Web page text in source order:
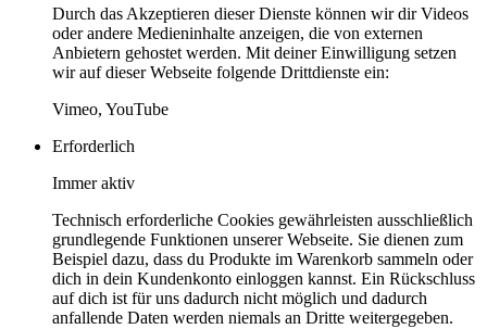
Durch das Akzeptieren dieser Dienste können wir dir Videos
oder andere Medieninhalte anzeigen, die von externen
Anbietern gehostet werden. Mit deiner Einwilligung setzen
wir auf dieser Webseite folgende Drittdienste ein:
Vimeo, YouTube
Erforderlich
Immer aktiv
Technisch erforderliche Cookies gewährleisten ausschließlich
grundlegende Funktionen unserer Webseite. Sie dienen zum
Beispiel dazu, dass du Produkte im Warenkorb sammeln oder
dich in dein Kundenkonto einloggen kannst. Ein Rückschluss
auf dich ist für uns dadurch nicht möglich und dadurch
anfallende Daten werden niemals an Dritte weitergegeben.